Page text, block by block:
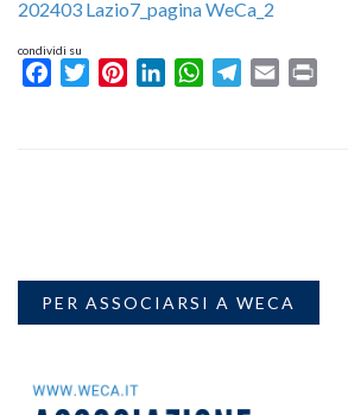
202403 Lazio7_pagina WeCa_2
condividi su
FacebookTwitterPinterestLinkedInWhatsAppTelegram
Email
PER ASSOCIARSI A WECA